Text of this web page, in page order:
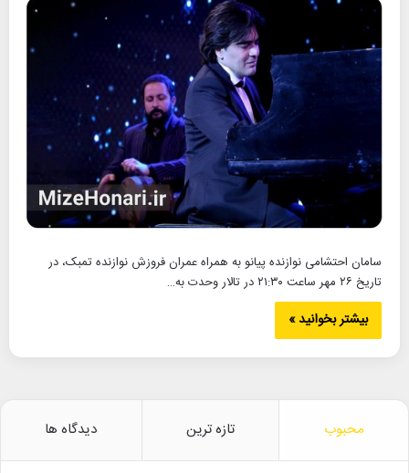
سامان احتشامی نوازنده پیانو به همراه عمران فروزش نوازنده تمبک، در
تاریخ ۲۶ مهر ساعت ۲۱:۳۰ در تالار وحدت به…
بیشتر بخوانید »
محبوب تازه ترین دیدگاه ها